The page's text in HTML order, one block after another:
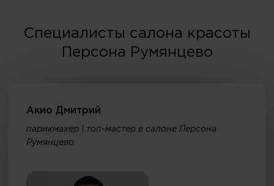
Специалисты салона красоты
Персона Румянцево
Акио Дмитрий
парикмахер | топ-мастер в салоне Персона
Румянцево